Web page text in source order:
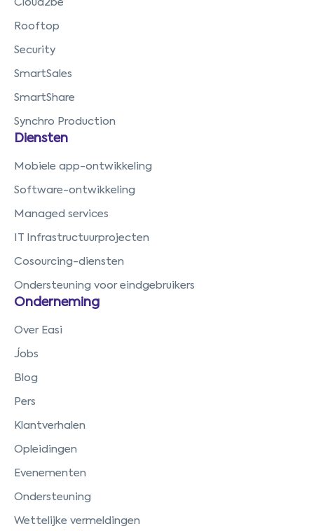
Cloud2be
Rooftop
Security
SmartSales
SmartShare
Synchro Production
Diensten
Mobiele app-ontwikkeling
Software-ontwikkeling
Managed services
IT Infrastructuurprojecten
Cosourcing-diensten
Ondersteuning voor eindgebruikers
Onderneming
Over Easi
Jobs
Blog
Pers
Klantverhalen
Opleidingen
Evenementen
Ondersteuning
Wettelijke vermeldingen